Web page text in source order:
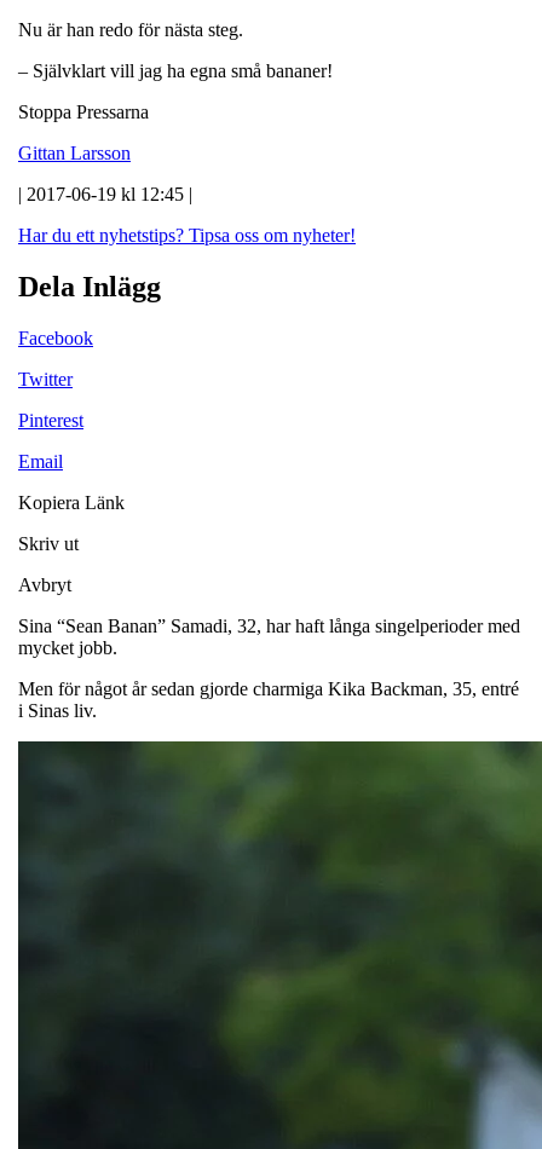
Nu är han redo för nästa steg.
– Självklart vill jag ha egna små bananer!
Stoppa Pressarna
Gittan Larsson
| 2017-06-19 kl 12:45 |
Har du ett nyhetstips? Tipsa oss om nyheter!
Dela Inlägg
Facebook
Twitter
Pinterest
Email
Kopiera Länk
Skriv ut
Avbryt
Sina “Sean Banan” Samadi, 32, har haft långa singelperioder med
mycket jobb.
Men för något år sedan gjorde charmiga Kika Backman, 35, entré
i Sinas liv.